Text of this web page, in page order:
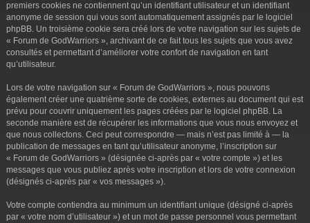
premiers cookies ne contiennent qu’un identifiant utilisateur et un identifiant
anonyme de session qui vous sont automatiquement assignés par le logiciel
phpBB. Un troisième cookie sera créé lors de votre navigation sur les sujets de
« Forum de GodWarriors », archivant de ce fait tous les sujets que vous avez
consultés et permettant d’améliorer votre confort de navigation en tant
qu’utilisateur.
Lors de votre navigation sur « Forum de GodWarriors », nous pouvons
également créer une quatrième sorte de cookies, externes au document qui est
prévu pour couvrir uniquement les pages créées par le logiciel phpBB. La
seconde manière est de récupérer les informations que vous nous envoyez et
que nous collectons. Ceci peut correspondre — mais n’est pas limité à — la
publication de messages en tant qu’utilisateur anonyme, l’inscription sur
« Forum de GodWarriors » (désignée ci-après par « votre compte ») et les
messages que vous publiez après votre inscription et lors de votre connexion
(désignés ci-après par « vos messages »).
Votre compte contiendra au minimum un identifiant unique (désigné ci-après
par « votre nom d’utilisateur ») et un mot de passe personnel vous permettant